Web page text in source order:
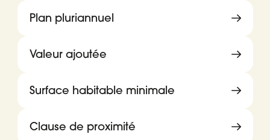
Plan pluriannuel
Valeur ajoutée
Surface habitable minimale
Clause de proximité